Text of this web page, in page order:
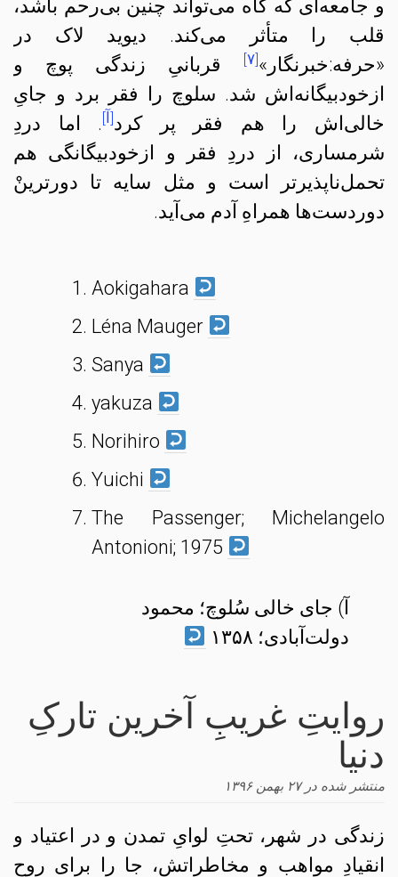
و جامعه‌ای که گاه می‌تواند چنین بی‌رحم باشد،
قلب را متأثر می‌کند. دیوید لاک در
«حرفه:خبرنگار»[۷]
قربانیِ زندگی پوچ و
ازخودبیگانه‌اش شد. سلوچ را فقر برد و جایِ
خالی‌اش را هم فقر پر کرد[آ] . اما دردِ
شرمساری، از دردِ فقر و ازخودبیگانگی هم
تحمل‌ناپذیرتر است و مثل سایه‌ تا دورترینْ
دوردست‌ها همراهِ آدم می‌آید.
Aokigahara
Léna Mauger
Sanya
yakuza
‌Norihiro
Yuichi
The Passenger; Michelangelo
Antonioni; 1975
آ) جای خالی سُلوچ؛ محمود
دولت‌آبادی؛ ۱۳۵۸
روایتِ غریبِ آخرین تارکِ
دنیا
منتشر شده در۲۷ بهمن ۱۳۹۶
زندگی در شهر، تحتِ لوایِ تمدن و در اعتیاد و
انقیادِ مواهب و مخاطراتش، جا را برای روحِ